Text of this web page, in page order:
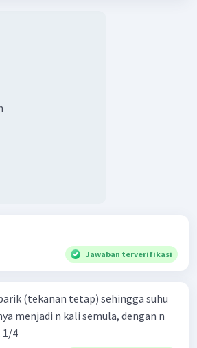
Jawaban terverifikasi
(tekanan tetap) sehingga suhu
menjadi n kali semula, dengan n
E. 1/4